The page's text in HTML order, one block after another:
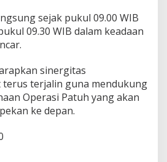
c
a
n
g
u
n
n
g
sejak pukul 09.00 WIB
09.30 WIB dalam keadaan
sinergitas
terjalin guna mendukung
Operasi Patuh yang akan
ke depan.